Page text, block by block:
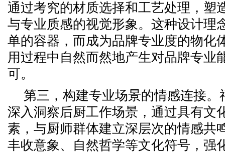
通过考究的材质选择和工艺处理，塑
与专业质感的视觉形象。这种设计理
单的容器，而成为品牌专业度的物化
用过程中自然而然地产生对品牌专业
可。
第三，构建专业场景的情感连接。
深入洞察后厨工作场景，通过具有文
素，与厨师群体建立深层次的情感共
丰收意象、自然哲学等文化符号，强